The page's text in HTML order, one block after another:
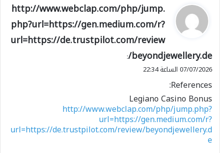
ي
ق
و
ل
http://www.webclap.com/php/jump.
php?url=https://gen.medium.com/r?
url=https://de.trustpilot.com/review
/beyondjewellery.de
:
07/07/2026 الساعة 22:34
References:
Legiano Casino Bonus
http://www.webclap.com/php/jump.php?
url=https://gen.medium.com/r?
url=https://de.trustpilot.com/review/beyondjewellery.d
e